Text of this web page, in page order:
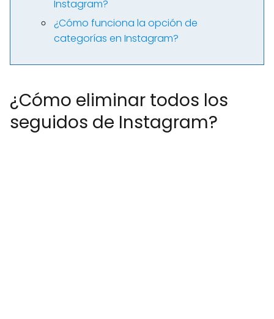
Instagram?
¿Cómo funciona la opción de
categorías en Instagram?
¿Cómo eliminar todos los
seguidos de Instagram?